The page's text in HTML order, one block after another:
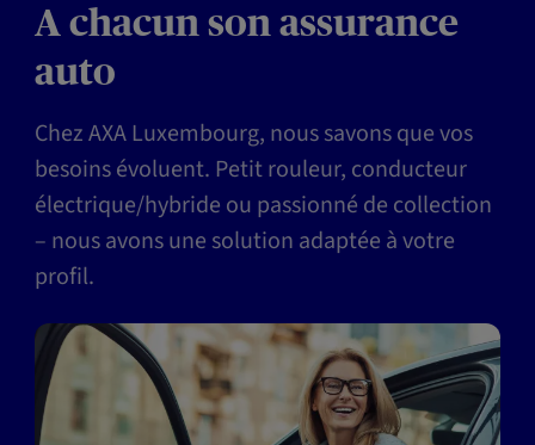
A chacun son assurance
auto
Chez AXA Luxembourg, nous savons que vos
besoins évoluent. Petit rouleur, conducteur
électrique/hybride ou passionné de collection
– nous avons une solution adaptée à votre
profil.